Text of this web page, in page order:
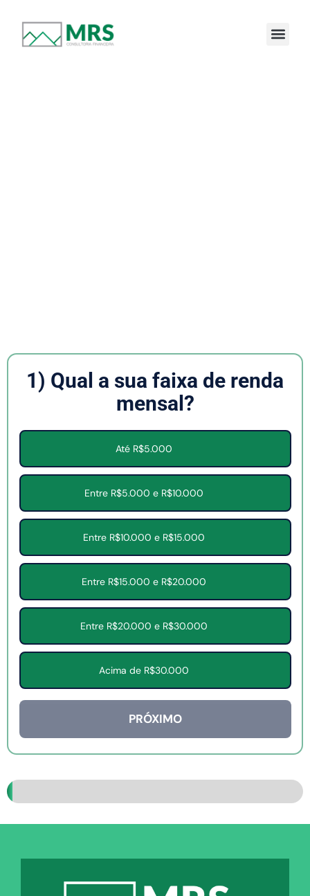
1) Qual a sua faixa de renda
mensal?
Até R$5.000
Entre R$5.000 e R$10.000
Entre R$10.000 e R$15.000
Entre R$15.000 e R$20.000
Entre R$20.000 e R$30.000
Acima de R$30.000
PRÓXIMO